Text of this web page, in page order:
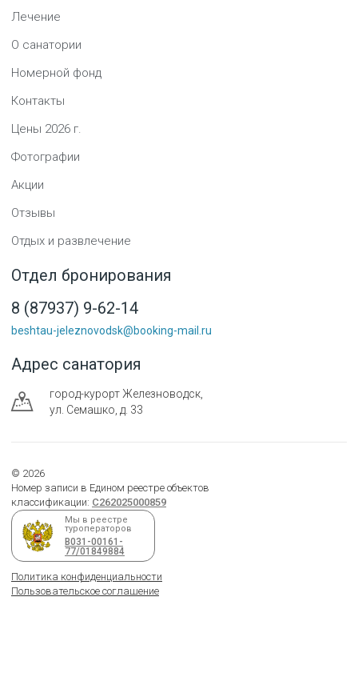
Лечение
О санатории
Номерной фонд
Контакты
Цены 2026 г.
Фотографии
Акции
Отзывы
Отдых и развлечение
Отдел бронирования
8 (87937) 9-62-14
beshtau-jeleznovodsk@booking-mail.ru
Адрес санатория
город-курорт Железноводск
ул. Семашко, д. 33
© 2026
Номер записи в Едином реестре объектов
классификации: С262025000859
Мы в реестре
туроператоров
В031-00161-
77/01849884
Политика конфиденциальности
Пользовательское соглашение